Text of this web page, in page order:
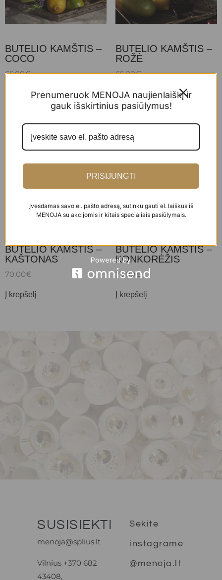
BUTELIO KAMŠTIS –
COCO
65.00€
Į krepšelį
BUTELIO KAMŠTIS –
ROŽĖ
65.00€
Į krepšelį
BUTELIO KAMŠTIS –
KAŠTONAS
70.00€
Į krepšelį
BUTELIO KAMŠTIS –
KONKORĖŽIS
75.00€
Į krepšelį
SUSISIEKTI
menoja@splius.lt
Vilnius +370 682
43408,
Sekite
instagrame
@menoja.lt
Prenumeruok MENOJA naujienlaiškį ir
gauk išskirtinius pasiūlymus!
PRISIJUNGTI
Įvesdamas savo el. pašto adresą, sutinku gauti el. laiškus iš
MENOJA su akcijomis ir kitais specialiais pasiūlymais.